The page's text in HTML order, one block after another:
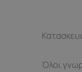
Όλοι